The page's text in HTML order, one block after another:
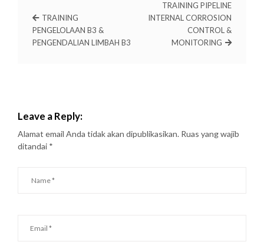
TRAINING
PENGELOLAAN B3 &
PENGENDALIAN LIMBAH B3
TRAINING PIPELINE
INTERNAL CORROSION
CONTROL &
MONITORING
Leave a Reply:
Alamat email Anda tidak akan dipublikasikan. Ruas yang wajib
ditandai *